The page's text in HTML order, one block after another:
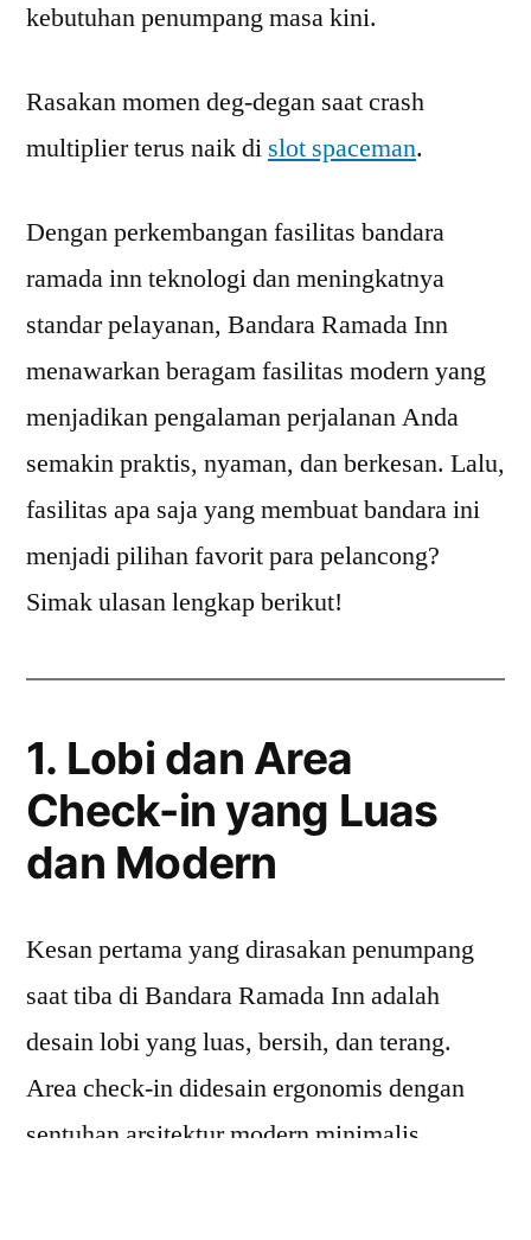
kebutuhan penumpang masa kini.
Rasakan momen deg-degan saat crash
multiplier terus naik di slot spaceman.
Dengan perkembangan fasilitas bandara
ramada inn teknologi dan meningkatnya
standar pelayanan, Bandara Ramada Inn
menawarkan beragam fasilitas modern yang
menjadikan pengalaman perjalanan Anda
semakin praktis, nyaman, dan berkesan. Lalu,
fasilitas apa saja yang membuat bandara ini
menjadi pilihan favorit para pelancong?
Simak ulasan lengkap berikut!
1. Lobi dan Area
Check-in yang Luas
dan Modern
Kesan pertama yang dirasakan penumpang
saat tiba di Bandara Ramada Inn adalah
desain lobi yang luas, bersih, dan terang.
Area check-in didesain ergonomis dengan
sentuhan arsitektur modern minimalis.